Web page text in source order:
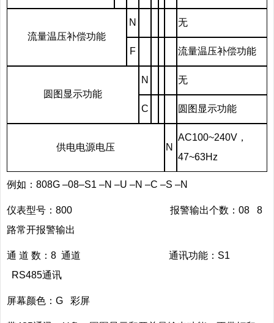
流量温压补偿功能
N 无
F 流量温压补偿功能
圆图显示功能
N 无
C 圆图显示功能
供电电源电压 N
AC100~240V，
47~63Hz
例如：808G –08–S1 –N –U –N –C –S –N
仪表型号：800 报警输出个数：08 8
路常开报警输出
通 道 数：8 通道 通讯功能：S1
RS485通讯
屏幕颜色：G 彩屏